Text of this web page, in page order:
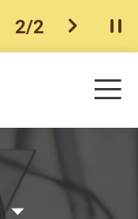
上一個
2/2 下一個開
目